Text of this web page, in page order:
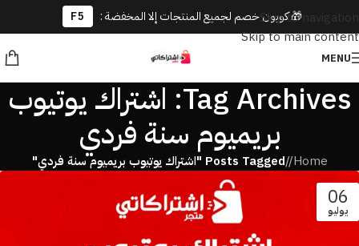
🎁 كوبون خصم لجميع المنتجات إلا المخفضة : F5
Skip to navigation
Skip to main content
MENU
Tag Archives: اشتراك يوتيوب
بريميوم سنة فردي
Home
/ Posts Tagged "اشتراك يوتيوب بريميوم سنة فردي"
06
يوليو